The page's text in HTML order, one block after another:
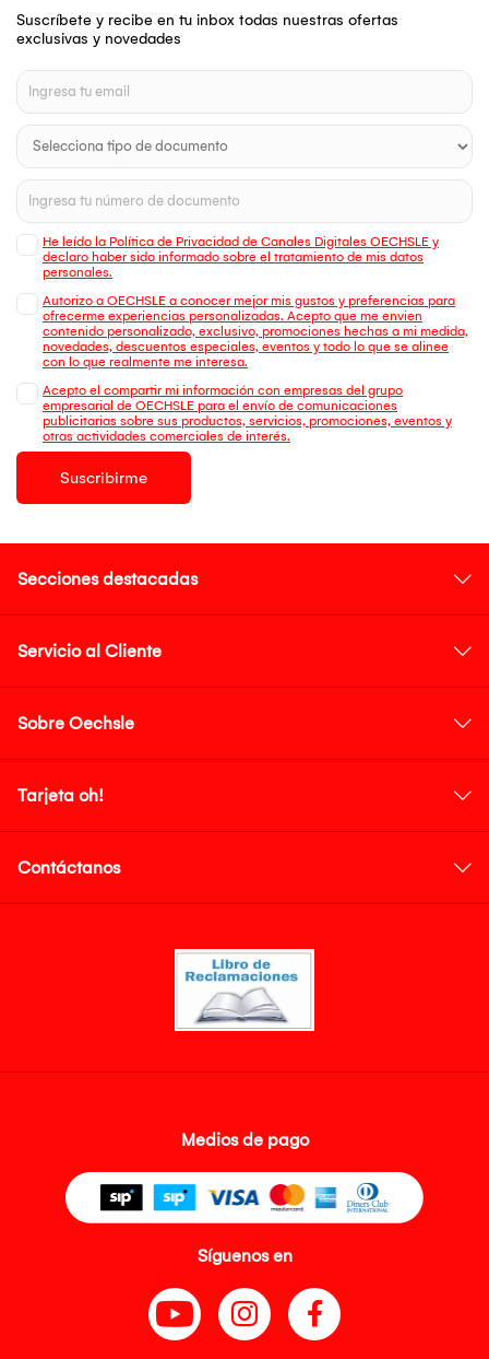
Suscríbete y recibe en tu inbox todas nuestras ofertas
exclusivas y novedades
He leído la Política de Privacidad de Canales Digitales OECHSLE y
declaro haber sido informado sobre el tratamiento de mis datos
personales.
Autorizo a OECHSLE a conocer mejor mis gustos y preferencias para
ofrecerme experiencias personalizadas. Acepto que me envien
contenido personalizado, exclusivo, promociones hechas a mi medida,
novedades, descuentos especiales, eventos y todo lo que se alinee
con lo que realmente me interesa.
Acepto el compartir mi información con empresas del grupo
empresarial de OECHSLE para el envío de comunicaciones
publicitarias sobre sus productos, servicios, promociones, eventos y
otras actividades comerciales de interés.
Suscribirme
Secciones destacadas
Servicio al Cliente
Sobre Oechsle
Tarjeta oh!
Contáctanos
Medios de pago
Síguenos en